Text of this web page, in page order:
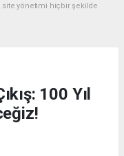
site yönetimi hiçbir şekilde
100 Yıl